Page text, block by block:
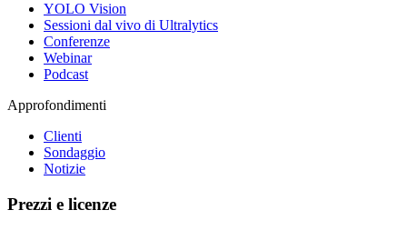
YOLO Vision
Sessioni dal vivo di Ultralytics
Conferenze
Webinar
Podcast
Approfondimenti
Clienti
Sondaggio
Notizie
Prezzi e licenze